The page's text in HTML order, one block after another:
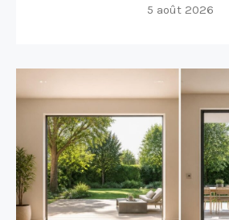
5 août 2026